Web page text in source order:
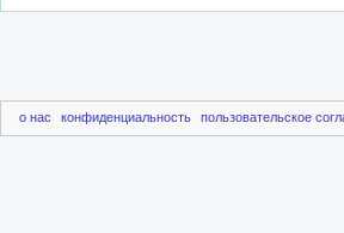
о нас конфиденциальность пользовательское